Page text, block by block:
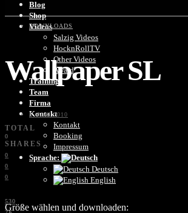
Blog
Shop
Videos
Salzig Videos
HocknRollTV
Other Videos
Award
Training
Team
Firma
Kontakt
Kontakt
Booking
Impressum
Sprache:
Deutsch
English
530
DOWNLOADS
Wallpaper SL
1. MAI 2010
TOTAL
0
SHARES
0
0
0
Größe wählen und downloaden: